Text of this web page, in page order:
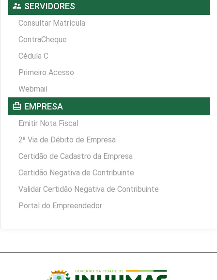
supervisor_account SERVIDORES
Consultar Matrícula
ContraCheque
Cédula C
Primeiro Acesso
Webmail
card_travel EMPRESA
Emitir Nota Fiscal
2ª Via de Débito de Empresa
Certidão de Cadastro da Empresa
Certidão Negativa de Contribuinte
Validar Certidão Negativa de Contribuinte
Portal do Empreendedor